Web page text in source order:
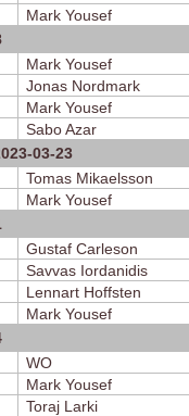
Mark Yousef
Mark Yousef
Jonas Nordmark
Mark Yousef
Sabo Azar
03-23
Tomas Mikaelsson
Mark Yousef
Gustaf Carleson
Savvas Iordanidis
Lennart Hoffsten
Mark Yousef
WO
Mark Yousef
Toraj Larki